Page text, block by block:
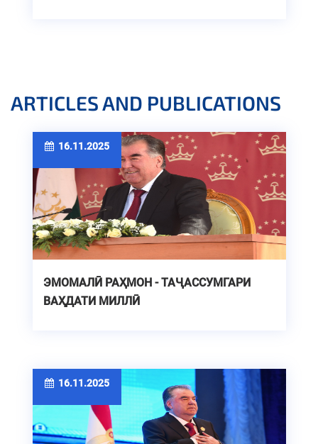
ARTICLES AND PUBLICATIONS
16.11.2025
ЭМОМАЛӢ РАҲМОН - ТАҶАССУМГАРИ
ВАҲДАТИ МИЛЛӢ
16.11.2025